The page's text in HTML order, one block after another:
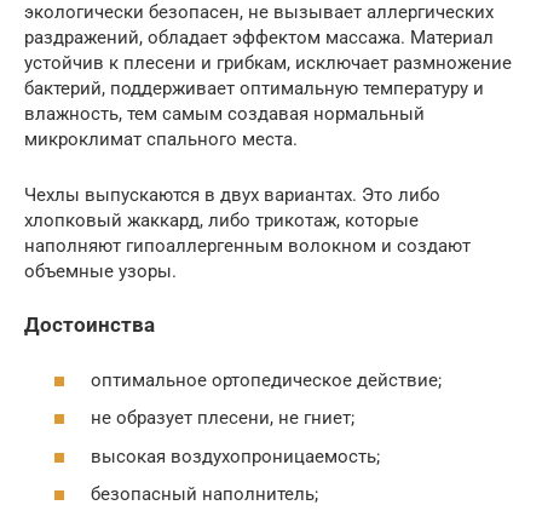
экологически безопасен, не вызывает аллергических
раздражений, обладает эффектом массажа. Материал
устойчив к плесени и грибкам, исключает размножение
бактерий, поддерживает оптимальную температуру и
влажность, тем самым создавая нормальный
микроклимат спального места.
Чехлы выпускаются в двух вариантах. Это либо
хлопковый жаккард, либо трикотаж, которые
наполняют гипоаллергенным волокном и создают
объемные узоры.
Достоинства
оптимальное ортопедическое действие;
не образует плесени, не гниет;
высокая воздухопроницаемость;
безопасный наполнитель;